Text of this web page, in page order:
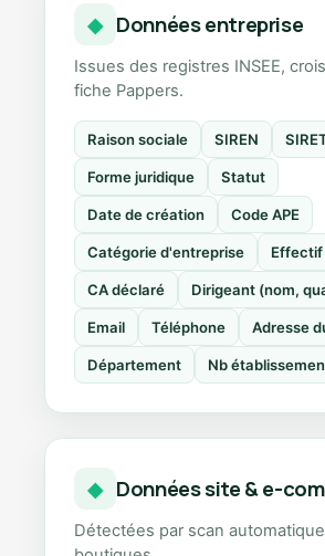
◆ Données entreprise
Issues des registres INSEE,
fiche Pappers.
Raison sociale SIREN
Forme juridique Statut
Date de création Code APE
Catégorie d'entreprise Effectif
CA déclaré Dirigeant (nom,
Email Téléphone Adresse
Département Nb
◆ Données site & e-
Détectées par scan